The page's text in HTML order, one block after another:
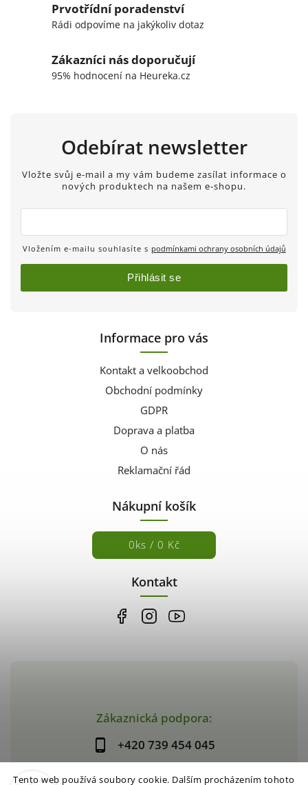
Tento web používá soubory cookie. Dalším procházením tohoto
Prvotřídní poradenství
Rádi odpovíme na jakýkoliv dotaz
Zákazníci nás doporučují
95% hodnocení na Heureka.cz
Zákaznická podpora:
+420 739 454 045
Informace pro vás
Kontakt a velkoobchod
Obchodní podmínky
GDPR
Doprava a platba
O nás
Reklamační řád
Nákupní košík
0ks / 0 Kč
Kontakt
Odebírat newsletter
Vložte svůj e-mail a my vám budeme zasílat informace o
nových produktech na našem e-shopu.
Vložením e-mailu souhlasíte s podmínkami ochrany osobních údajů
Přihlásit se